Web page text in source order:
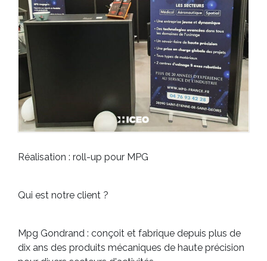
Réalisation : roll-up pour MPG
Qui est notre client ?
Mpg Gondrand : conçoit et fabrique depuis plus de
dix ans des produits mécaniques de haute précision